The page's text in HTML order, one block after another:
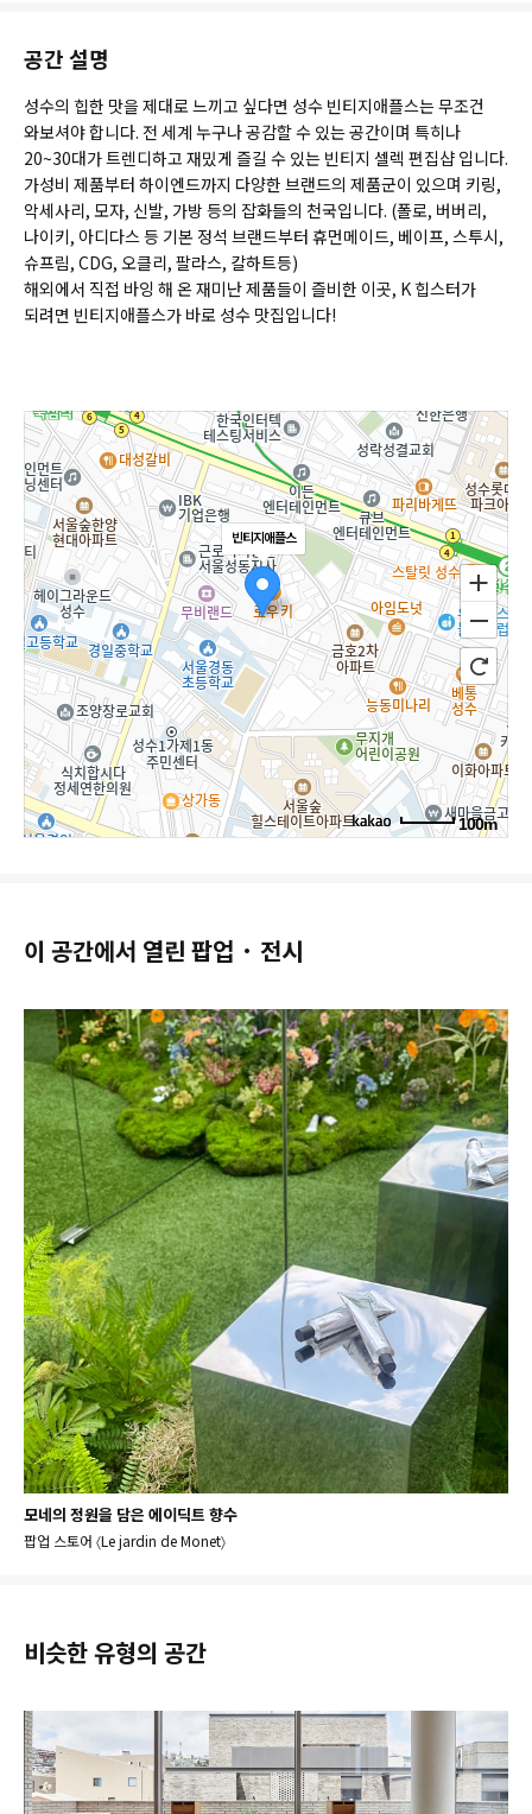
공간 설명
성수의 힙한 맛을 제대로 느끼고 싶다면 성수 빈티지애플스는 무조건
와보셔야 합니다. 전 세계 누구나 공감할 수 있는 공간이며 특히나
20~30대가 트렌디하고 재밌게 즐길 수 있는 빈티지 셀렉 편집샵 입니다.
가성비 제품부터 하이엔드까지 다양한 브랜드의 제품군이 있으며 키링,
악세사리, 모자, 신발, 가방 등의 잡화들의 천국입니다. (폴로, 버버리,
나이키, 아디다스 등 기본 정석 브랜드부터 휴먼메이드, 베이프, 스투시,
슈프림, CDG, 오클리, 팔라스, 칼하트등)
해외에서 직접 바잉 해 온 재미난 제품들이 즐비한 이곳, K 힙스터가
되려면 빈티지애플스가 바로 성수 맛집입니다!
빈티지애플스
100m
이 공간에서 열린 팝업 · 전시
모네의 정원을 담은 에이딕트 향수
팝업 스토어 〈Le jardin de Monet〉
비슷한 유형의 공간